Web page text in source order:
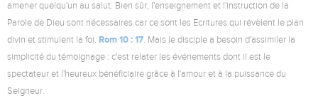
amener quelqu'un au salut. Bien sûr, l'enseignement et l'instruction de la
Parole de Dieu sont nécessaires car ce sont les Ecritures qui révèlent le plan
divin et stimulent la foi. Rom 10 : 17. Mais le disciple a besoin d'assimiler la
simplicité du témoignage : c'est relater les événements dont il est le
spectateur et l'heureux bénéficiaire grâce à l'amour et à la puissance du
Seigneur.